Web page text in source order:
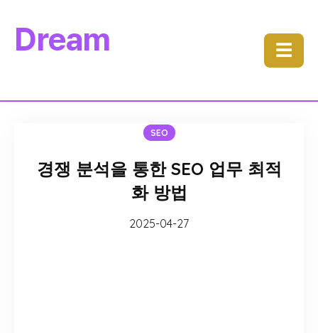
Dream ☰
SEO
경쟁 분석을 통한 SEO 업무 최적
화 방법
2025-04-27